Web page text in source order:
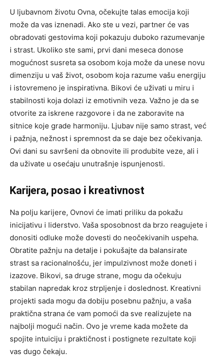
U ljubavnom životu Ovna, očekujte talas emocija koji
može da vas iznenadi. Ako ste u vezi, partner će vas
obradovati gestovima koji pokazuju duboko razumevanje
i strast. Ukoliko ste sami, prvi dani meseca donose
mogućnost susreta sa osobom koja može da unese novu
dimenziju u vaš život, osobom koja razume vašu energiju
i istovremeno je inspirativna. Bikovi će uživati u miru i
stabilnosti koja dolazi iz emotivnih veza. Važno je da se
otvorite za iskrene razgovore i da ne zaboravite na
sitnice koje grade harmoniju. Ljubav nije samo strast, već
i pažnja, nežnost i spremnost da se daje bez očekivanja.
Ovi dani su savršeni da obnovite ili produbite veze, ali i
da uživate u osećaju unutrašnje ispunjenosti.
Karijera, posao i kreativnost
Na polju karijere, Ovnovi će imati priliku da pokažu
inicijativu i liderstvo. Vaša sposobnost da brzo reagujete i
donositi odluke može dovesti do neočekivanih uspeha.
Obratite pažnju na detalje i pokušajte da balansirate
strast sa racionalnošću, jer impulzivnost može doneti i
izazove. Bikovi, sa druge strane, mogu da očekuju
stabilan napredak kroz strpljenje i doslednost. Kreativni
projekti sada mogu da dobiju posebnu pažnju, a vaša
praktična strana će vam pomoći da sve realizujete na
najbolji mogući način. Ovo je vreme kada možete da
spojite intuiciju i praktičnost i postignete rezultate koji
vas dugo čekaju.